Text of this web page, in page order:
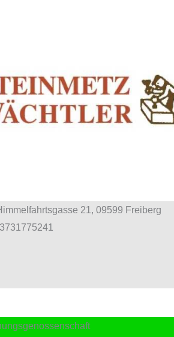
21, 09599 Freiberg